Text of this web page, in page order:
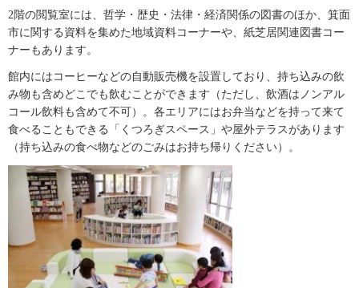
2階の閲覧室には、哲学・歴史・法律・経済関係の図書のほか、箕面
市に関する資料を集めた地域資料コーナーや、紙芝居関連図書コー
ナーもあります。
館内にはコーヒーなどの自動販売機を設置しており、持ち込みの飲
み物も含めどこでも飲むことができます（ただし、飲酒はノンアル
コール飲料も含めて不可）。各エリアにはお弁当などを持って来て
食べることもできる「くつろぎスペース」や屋外テラスがあります
（持ち込みの食べ物などのごみはお持ち帰りください）。